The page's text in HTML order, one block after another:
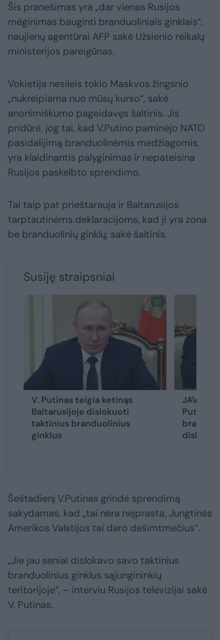
Šis pranešimas yra „dar vienas Rusijos
mėginimas bauginti branduoliniais ginklais“,
naujienų agentūrai AFP sakė Užsienio reikalų
ministerijos pareigūnas.
Vokietija nesileis tokio Maskvos žingsnio
„nukreipiama nuo mūsų kurso“, sakė
anonimiškumo pageidavęs šaltinis. Jis
pridūrė, jog tai, kad V.Putino paminėjo NATO
pasidalijimą branduolinėmis medžiagomis,
yra klaidinantis palyginimas ir nepateisina
Rusijos paskelbto sprendimo.
Tai taip pat prieštarauja ir Baltarusijos
tarptautinėms deklaracijoms, kad ji yra zona
be branduolinių ginklų, sakė šaltinis.
Susiję straipsniai
V. Putinas teigia ketinąs
Baltarusijoje dislokuoti
taktinius branduolinius
ginklus
JAV ir
Putino
Šeštadienį V.Putinas grindė sprendimą
sakydamas, kad „tai nėra neįprasta, Jungtinės
Amerikos Valstijos tai daro dešimtmečius“.
„Jie jau seniai dislokavo savo taktinius
branduolinius ginklus sąjungininkių
teritorijoje“, – interviu Rusijos televizijai sakė
V. Putinas.